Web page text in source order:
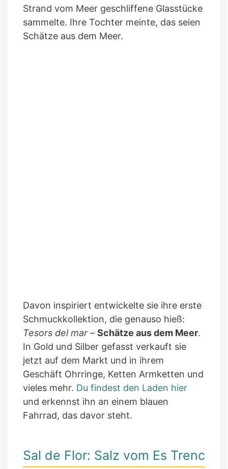
Strand vom Meer geschliffene Glasstücke
sammelte. Ihre Tochter meinte, das seien
Schätze aus dem Meer.
Davon inspiriert entwickelte sie ihre erste
Schmuckkollektion, die genauso hieß:
Tesors del mar – Schätze aus dem Meer.
In Gold und Silber gefasst verkauft sie
jetzt auf dem Markt und in ihrem
Geschäft Ohrringe, Ketten Armketten und
vieles mehr. Du findest den Laden hier
und erkennst ihn an einem blauen
Fahrrad, das davor steht.
Sal de Flor: Salz vom Es Trenc